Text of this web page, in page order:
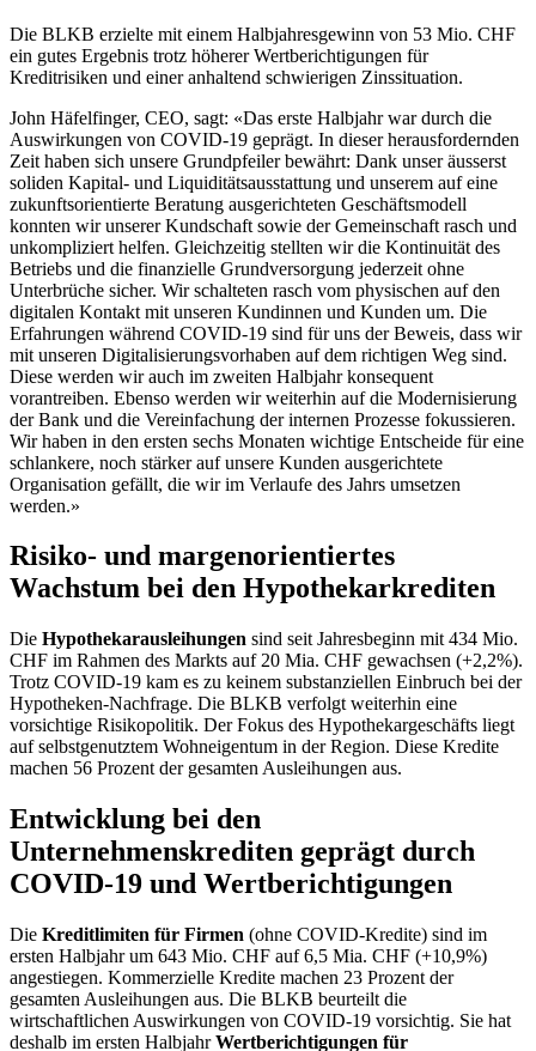
Die BLKB erzielte mit einem Halbjahresgewinn von 53 Mio. CHF
ein gutes Ergebnis trotz höherer Wertberichtigungen für
Kreditrisiken und einer anhaltend schwierigen Zinssituation.
John Häfelfinger, CEO, sagt: «Das erste Halbjahr war durch die
Auswirkungen von COVID-19 geprägt. In dieser herausfordernden
Zeit haben sich unsere Grundpfeiler bewährt: Dank unser äusserst
soliden Kapital- und Liquiditätsausstattung und unserem auf eine
zukunftsorientierte Beratung ausgerichteten Geschäftsmodell
konnten wir unserer Kundschaft sowie der Gemeinschaft rasch und
unkompliziert helfen. Gleichzeitig stellten wir die Kontinuität des
Betriebs und die finanzielle Grundversorgung jederzeit ohne
Unterbrüche sicher. Wir schalteten rasch vom physischen auf den
digitalen Kontakt mit unseren Kundinnen und Kunden um. Die
Erfahrungen während COVID-19 sind für uns der Beweis, dass wir
mit unseren Digitalisierungsvorhaben auf dem richtigen Weg sind.
Diese werden wir auch im zweiten Halbjahr konsequent
vorantreiben. Ebenso werden wir weiterhin auf die Modernisierung
der Bank und die Vereinfachung der internen Prozesse fokussieren.
Wir haben in den ersten sechs Monaten wichtige Entscheide für eine
schlankere, noch stärker auf unsere Kunden ausgerichtete
Organisation gefällt, die wir im Verlaufe des Jahrs umsetzen
werden.»
Risiko- und margenorientiertes
Wachstum bei den Hypothekarkrediten
Die Hypothekarausleihungen sind seit Jahresbeginn mit 434 Mio.
CHF im Rahmen des Markts auf 20 Mia. CHF gewachsen (+2,2%).
Trotz COVID-19 kam es zu keinem substanziellen Einbruch bei der
Hypotheken-Nachfrage. Die BLKB verfolgt weiterhin eine
vorsichtige Risikopolitik. Der Fokus des Hypothekargeschäfts liegt
auf selbstgenutztem Wohneigentum in der Region. Diese Kredite
machen 56 Prozent der gesamten Ausleihungen aus.
Entwicklung bei den
Unternehmenskrediten geprägt durch
COVID-19 und Wertberichtigungen
Die Kreditlimiten für Firmen (ohne COVID-Kredite) sind im
ersten Halbjahr um 643 Mio. CHF auf 6,5 Mia. CHF (+10,9%)
angestiegen. Kommerzielle Kredite machen 23 Prozent der
gesamten Ausleihungen aus. Die BLKB beurteilt die
wirtschaftlichen Auswirkungen von COVID-19 vorsichtig. Sie hat
deshalb im ersten HalbjahrWertberichtigungen für